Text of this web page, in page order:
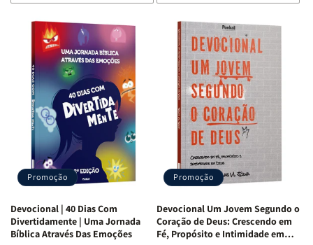
de
Devocional
Quarto
de
Guerra
Isabelle
S.
Alves
de
Devocional
Quarto
de
Guerra
|
Isabelle
S.
Alves
de
Devocional
Café
com
Mulheres
da
Bíblia
Equipe
Teológica
Penkal
de
Devocional
Café
com
Mulheres
da
Bíblia
|
Equipe
Teológica
Penkal
Promoção
Devocional | 40 Dias Com
Divertidamente | Uma Jornada
Bíblica Através Das Emoções
Promoção
Devocional Um Jovem Segundo o
Coração de Deus: Crescendo em
Fé, Propósito e Intimidade em